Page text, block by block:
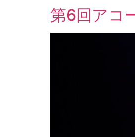
第6回アコ